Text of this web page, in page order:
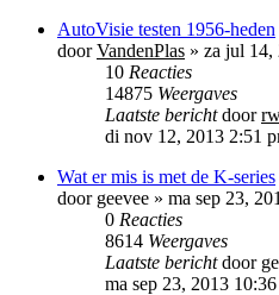
AutoVisie testen 1956-heden
doorVandenPlas » za jul 14,
10 Reacties
14875 Weergaves
Laatste berichtdoor
di nov 12, 2013 2:51
Wat er mis is met de K-series
door geevee » ma sep 23,
0 Reacties
8614 Weergaves
Laatste berichtdoor
ma sep 23, 2013